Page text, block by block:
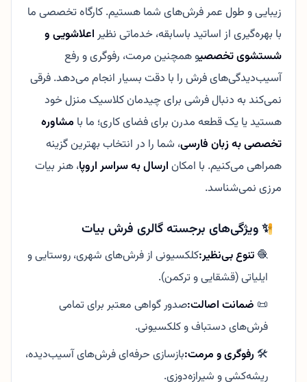
زیبایی و طول عمر فرش‌های شما هستیم. کارگاه تخصصی ما
با بهره‌گیری از اساتید باسابقه، خدماتی نظیراعلاشویی و
شستشوی تخصصیو همچنین مرمت، رفوگری و رفع
آسیب‌دیدگی‌های فرش را با دقت بسیار انجام می‌دهد. فرقی
نمی‌کند به دنبال فرشی برای چیدمان کلاسیک منزل خود
هستید یا یک قطعه مدرن برای فضای کاری؛ ما با مشاوره
تخصصی به زبان فارسی، شما را در انتخاب بهترین گزینه
همراهی می‌کنیم. با امکانارسال به سراسر اروپا، هنر بیات
مرزی نمی‌شناسد.
✨ ویژگی‌های برجسته گالری فرش بیات
🧶 تنوع بی‌نظیر:کلکسیونی از فرش‌های شهری، روستایی و
ایلیاتی (قشقایی و ترکمن).
📜 ضمانت اصالت:صدور گواهی معتبر برای تمامی
فرش‌های دستباف و کلکسیونی.
🛠️ رفوگری و مرمت:بازسازی حرفه‌ای فرش‌های آسیب‌دیده،
ریشه‌کشی و شیرازه‌دوزی.